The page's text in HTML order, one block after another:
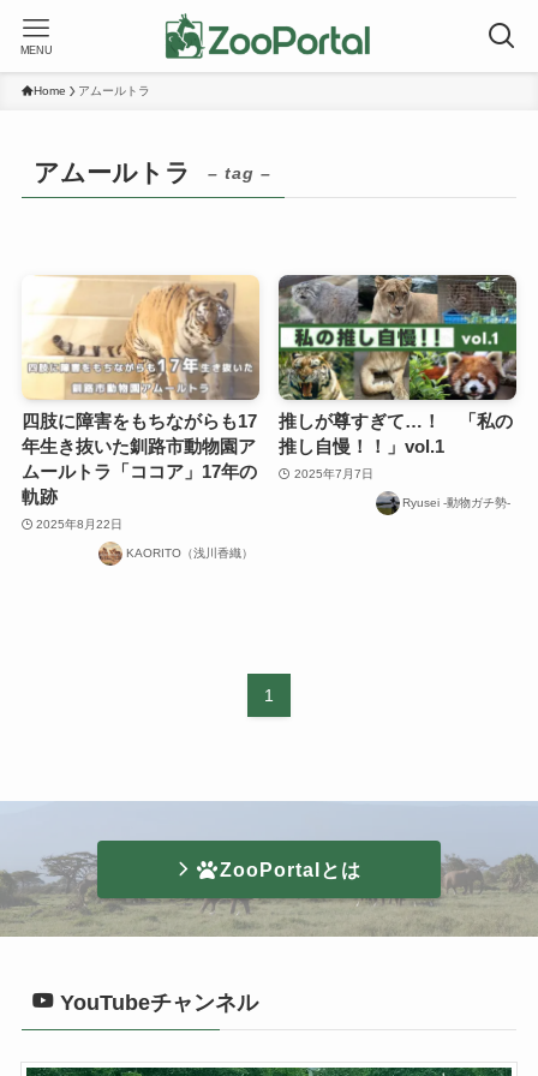
MENU
Home アムールトラ
アムールトラ – tag –
四肢に障害をもちながらも17
年生き抜いた釧路市動物園ア
ムールトラ「ココア」17年の
軌跡
2025年8月22日
KAORITO（浅川香織）
推しが尊すぎて…！ 「私の
推し自慢！！」vol.1
2025年7月7日
Ryusei -動物ガチ勢-
1
ZooPortalとは
YouTubeチャンネル